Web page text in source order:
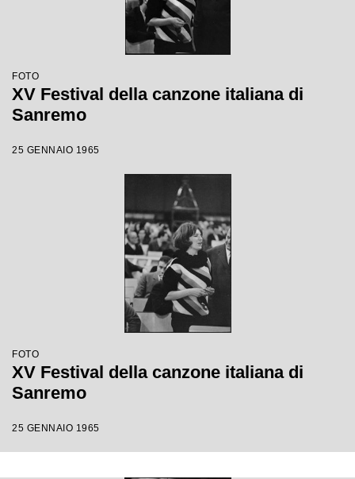
FOTO
XV Festival della canzone italiana di
Sanremo
25 GENNAIO 1965
FOTO
XV Festival della canzone italiana di
Sanremo
25 GENNAIO 1965